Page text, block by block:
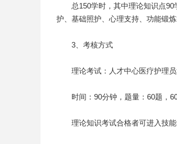
总150学时，其中理论知识点90
护、基础照护、心理支持、功能锻炼
3、考核方式
理论考试：人才中心医疗护理员
时间：90分钟，题量：60题，60
理论知识考试合格者可进入技能